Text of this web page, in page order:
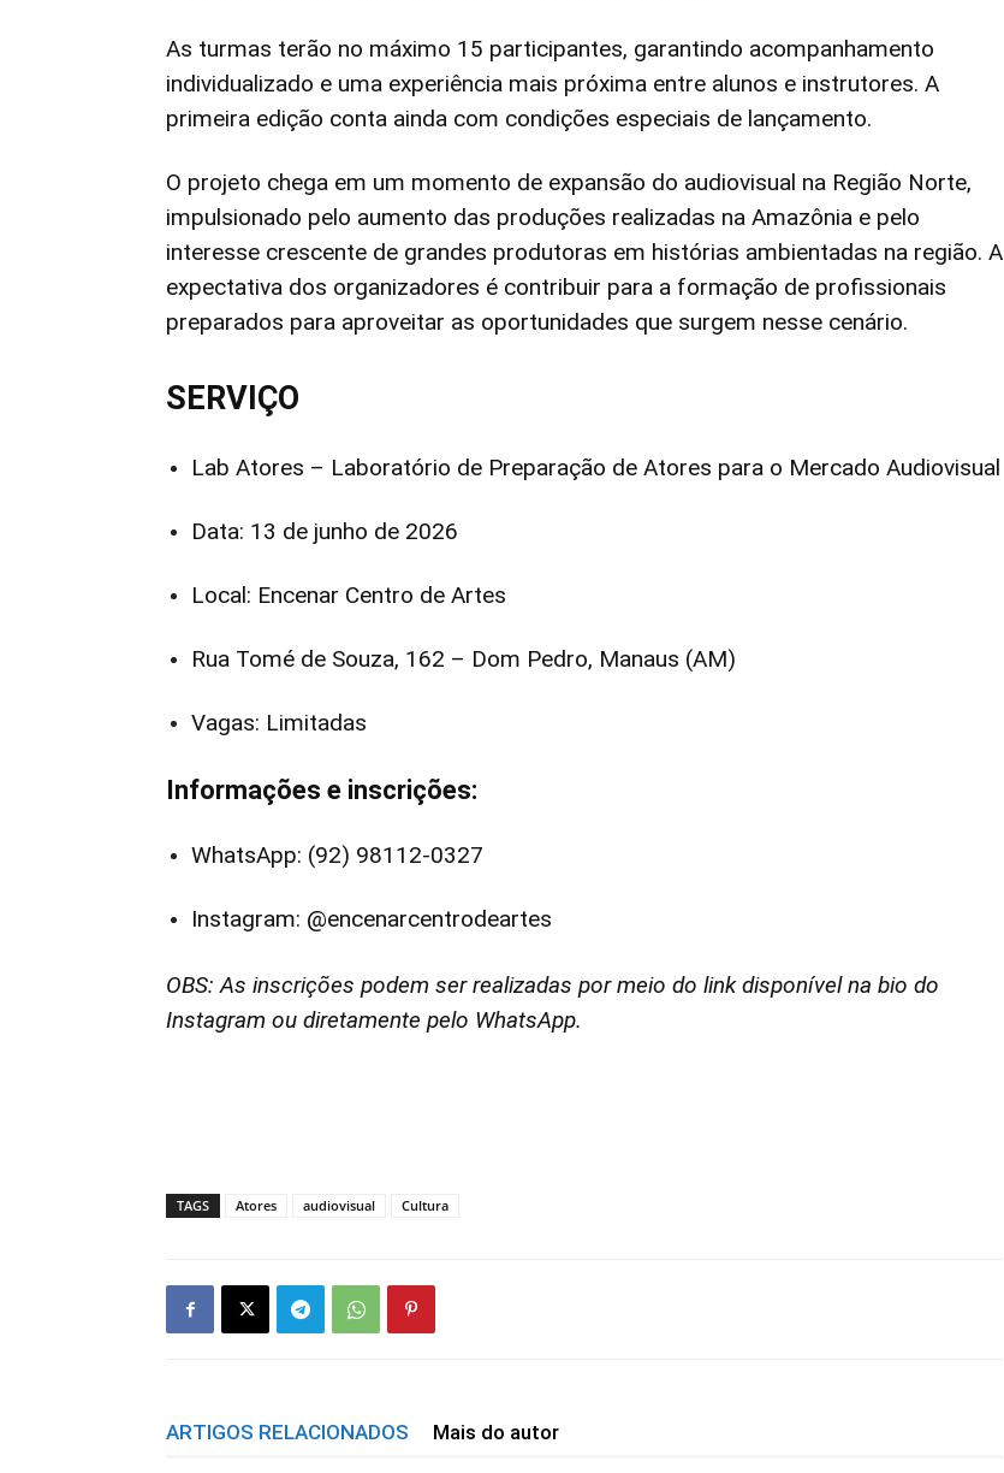
As turmas terão no máximo 15 participantes, garantindo acompanhamento
individualizado e uma experiência mais próxima entre alunos e instrutores. A
primeira edição conta ainda com condições especiais de lançamento.
O projeto chega em um momento de expansão do audiovisual na Região Norte,
impulsionado pelo aumento das produções realizadas na Amazônia e pelo
interesse crescente de grandes produtoras em histórias ambientadas na região. A
expectativa dos organizadores é contribuir para a formação de profissionais
preparados para aproveitar as oportunidades que surgem nesse cenário.
SERVIÇO
Lab Atores – Laboratório de Preparação de Atores para o Mercado Audiovisual
Data: 13 de junho de 2026
Local: Encenar Centro de Artes
Rua Tomé de Souza, 162 – Dom Pedro, Manaus (AM)
Vagas: Limitadas
Informações e inscrições:
WhatsApp: (92) 98112-0327
Instagram: @encenarcentrodeartes
OBS: As inscrições podem ser realizadas por meio do link disponível na bio do
Instagram ou diretamente pelo WhatsApp.
TAGS Atores audiovisual Cultura
ARTIGOS RELACIONADOS Mais do autor